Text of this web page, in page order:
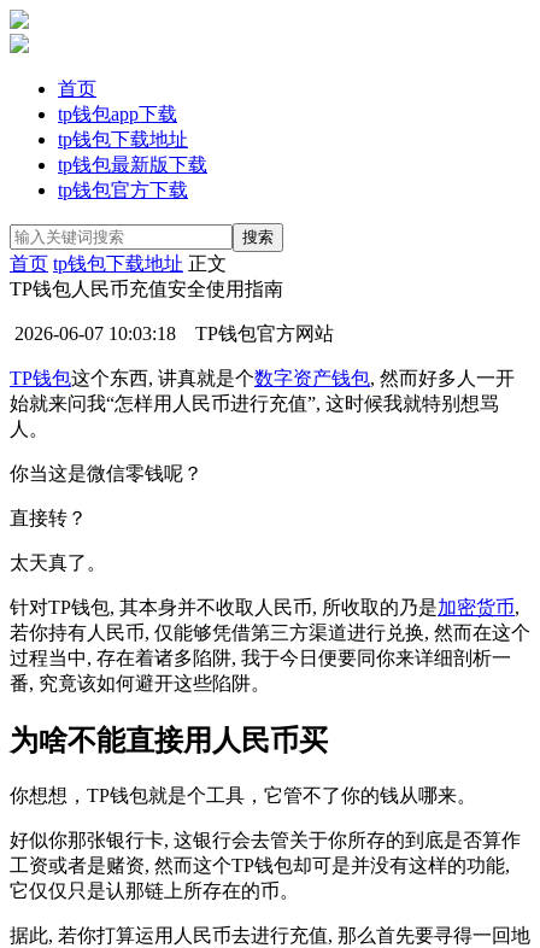
首页
tp钱包app下载
tp钱包下载地址
tp钱包最新版下载
tp钱包官方下载
首页 tp钱包下载地址 正文
TP钱包人民币充值安全使用指南
2026-06-07 10:03:18 TP钱包官方网站
TP钱包这个东西, 讲真就是个数字资产钱包, 然而好多人一开
始就来问我“怎样用人民币进行充值”, 这时候我就特别想骂
人。
你当这是微信零钱呢？
直接转？
太天真了。
针对TP钱包, 其本身并不收取人民币, 所收取的乃是加密货币,
若你持有人民币, 仅能够凭借第三方渠道进行兑换, 然而在这个
过程当中, 存在着诸多陷阱, 我于今日便要同你来详细剖析一
番, 究竟该如何避开这些陷阱。
为啥不能直接用人民币买
你想想，TP钱包就是个工具，它管不了你的钱从哪来。
好似你那张银行卡, 这银行会去管关于你所存的到底是否算作
工资或者是赌资, 然而这个TP钱包却可是并没有这样的功能,
它仅仅只是认那链上所存在的币。
据此, 若你打算运用人民币去进行充值, 那么首先要寻得一回地